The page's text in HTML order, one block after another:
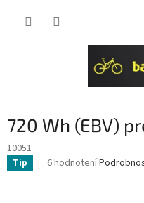
720 Wh (EBV)
10051
Tip
Priemerné
6 hodnotení